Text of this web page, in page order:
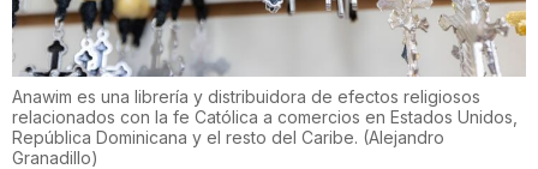
Anawim es una librería y distribuidora de efectos religiosos
relacionados con la fe Católica a comercios en Estados Unidos,
República Dominicana y el resto del Caribe. (Alejandro
Granadillo)